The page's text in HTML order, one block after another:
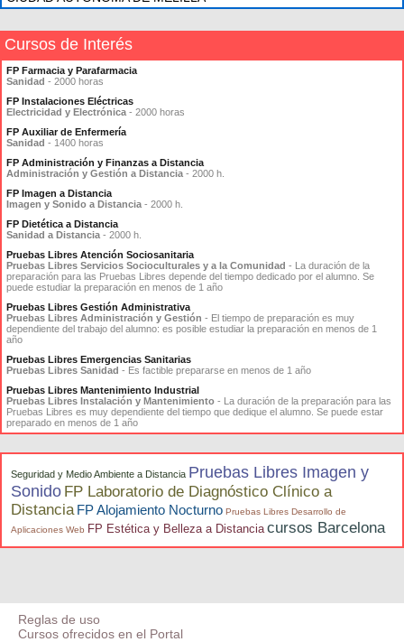
Cursos de Interés
FP Farmacia y Parafarmacia
Sanidad - 2000 horas
FP Instalaciones Eléctricas
Electricidad y Electrónica - 2000 horas
FP Auxiliar de Enfermería
Sanidad - 1400 horas
FP Administración y Finanzas a Distancia
Administración y Gestión a Distancia - 2000 h.
FP Imagen a Distancia
Imagen y Sonido a Distancia - 2000 h.
FP Dietética a Distancia
Sanidad a Distancia - 2000 h.
Pruebas Libres Atención Sociosanitaria
Pruebas Libres Servicios Socioculturales y a la Comunidad - La duración de la
preparación para las Pruebas Libres depende del tiempo dedicado por el alumno. Se
puede estudiar la preparación en menos de 1 año
Pruebas Libres Gestión Administrativa
Pruebas Libres Administración y Gestión - El tiempo de preparación es muy
dependiente del trabajo del alumno: es posible estudiar la preparación en menos de 1
año
Pruebas Libres Emergencias Sanitarias
Pruebas Libres Sanidad - Es factible prepararse en menos de 1 año
Pruebas Libres Mantenimiento Industrial
Pruebas Libres Instalación y Mantenimiento - La duración de la preparación para las
Pruebas Libres es muy dependiente del tiempo que dedique el alumno. Se puede estar
preparado en menos de 1 año
Seguridad y Medio Ambiente a Distancia Pruebas Libres Imagen y
Sonido FP Laboratorio de Diagnóstico Clínico a
Distancia FP Alojamiento Nocturno Pruebas Libres Desarrollo de
Aplicaciones Web FP Estética y Belleza a Distancia cursos Barcelona
Reglas de uso
Cursos ofrecidos en el Portal